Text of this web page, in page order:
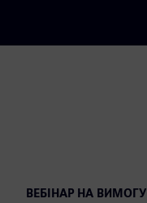
ВЕБІНАР НА ВИМОГУ